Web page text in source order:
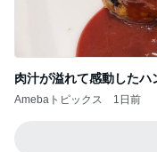
肉汁が溢れて感動したハ
Amebaトピックス 1日前